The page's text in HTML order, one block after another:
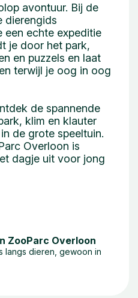
avontuur. Bij de
dierengids
een echte expeditie
je door het park,
en puzzels en laat
terwijl je oog in oog
de spannende
klim en klauter
de grote speeltuin.
Overloon is
dagje uit voor jong
ZooParc Overloon
langs dieren, gewoon in